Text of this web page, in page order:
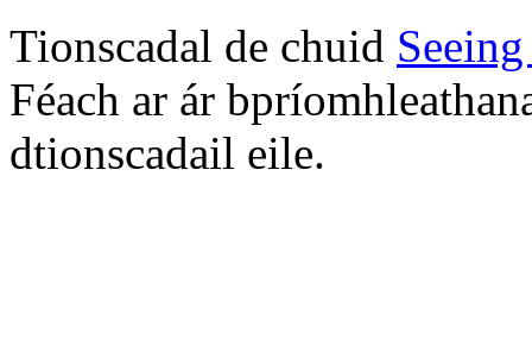
Tionscadal de chuid
Féach ar ár
dtionscadail eile.